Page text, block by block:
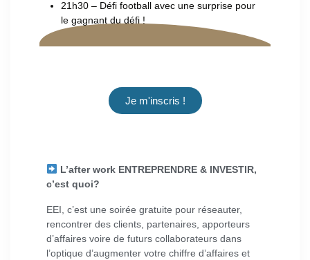
21h30 – Défi football avec une surprise pour
le gagnant du défi !
Je m'inscris !
L’after work ENTREPRENDRE & INVESTIR,
c’est quoi?
EEI, c’est une soirée gratuite pour réseauter,
rencontrer des clients, partenaires, apporteurs
d’affaires voire de futurs collaborateurs dans
l’optique d’augmenter votre chiffre d’affaires et